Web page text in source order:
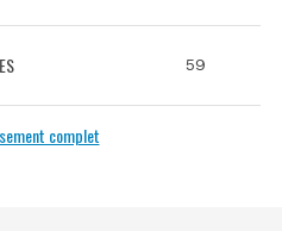
59
complet